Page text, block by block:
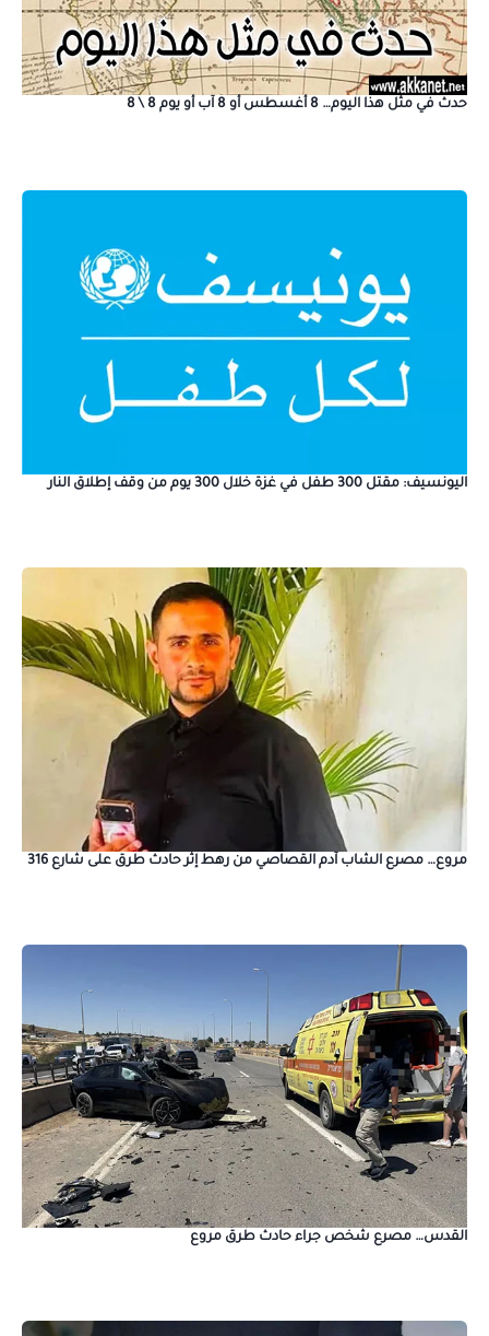
حدث في مثل هذا اليوم… 8 أغسطس أو 8 آب أو يوم 8 \ 8
اليونسيف: مقتل 300 طفل في غزة خلال 300 يوم من وقف إطلاق النار
مروع… مصرع الشاب آدم القصاصي من رهط إثر حادث طرق على شارع 316
القدس… مصرع شخص جراء حادث طرق مروع